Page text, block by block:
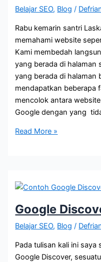
Belajar SEO, Blog /
Rabu kemarin santri
memahami website
Kami membedah
yang berada di halaman
yang berada di halaman
mendapatkan beberapa
mencolok antara
Google dengan yang
Website
dan
Bagaimana
Cara
Membuatnya?
Read More »
Google
Belajar SEO, Blog /
Pada tulisan kali ini
Google Discover,